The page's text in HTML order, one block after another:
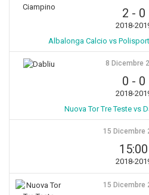
2 - 0
2018-
Albalonga Calcio vs
8 Dicembre
0 - 0
2018-
Nuova Tor Tre Teste vs
15 Dicembre
15:00
2018-
15 Dicembre